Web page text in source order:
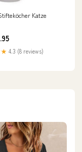
Katze
4.3 (8 reviews)